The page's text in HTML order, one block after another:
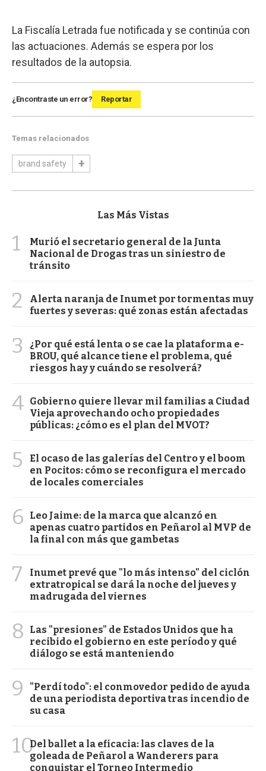
La Fiscalía Letrada fue notificada y se continúa con
las actuaciones. Además se espera por los
resultados de la autopsia.
¿Encontraste un error? Reportar
Temas relacionados
brand safety
Las Más Vistas
1
Murió el secretario general de la Junta
Nacional de Drogas tras un siniestro de
tránsito
2
Alerta naranja de Inumet por tormentas muy
fuertes y severas: qué zonas están afectadas
3
¿Por qué está lenta o se cae la plataforma e-
BROU, qué alcance tiene el problema, qué
riesgos hay y cuándo se resolverá?
4 Gobierno quiere llevar mil familias a Ciudad
Vieja aprovechando ocho propiedades
públicas: ¿cómo es el plan del MVOT?
5
El ocaso de las galerías del Centro y el boom
en Pocitos: cómo se reconfigura el mercado
de locales comerciales
6
Leo Jaime: de la marca que alcanzó en
apenas cuatro partidos en Peñarol al MVP de
la final con más que gambetas
7
Inumet prevé que "lo más intenso" del ciclón
extratropical se dará la noche del jueves y
madrugada del viernes
8
Las "presiones" de Estados Unidos que ha
recibido el gobierno en este período y qué
diálogo se está manteniendo
9
"Perdí todo": el conmovedor pedido de ayuda
de una periodista deportiva tras incendio de
su casa
10Del ballet a la eficacia: las claves de la
goleada de Peñarol a Wanderers para
conquistar el Torneo Intermedio